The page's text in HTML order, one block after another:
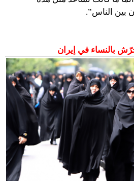
بين الناس”.
بالنساء في إيران